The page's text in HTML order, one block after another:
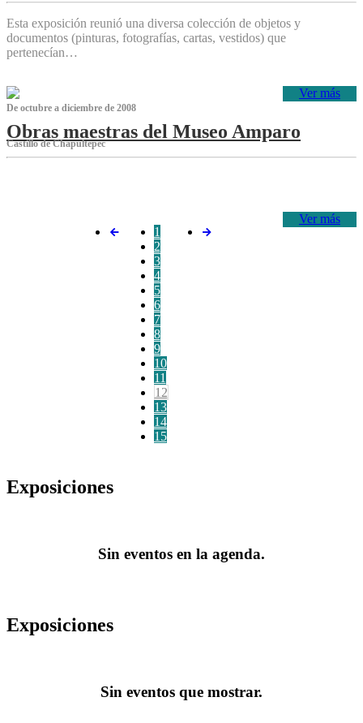
Esta exposición reunió una diversa colección de objetos y
documentos (pinturas, fotografías, cartas, vestidos) que
pertenecían…
Ver más
De octubre a diciembre de 2008
Obras maestras del Museo Amparo
Castillo de Chapultepec
Ver más
1
2
3
4
5
6
7
8
9
10
11
12
13
14
15
Exposiciones
Sin eventos en la agenda.
Exposiciones
Sin eventos que mostrar.